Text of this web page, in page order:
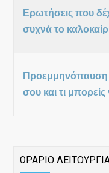
Ερωτήσεις που
συχνά το
Προεμμηνόπαυση
σου και τι μπορείς
ΩΡΑΡΙΟ